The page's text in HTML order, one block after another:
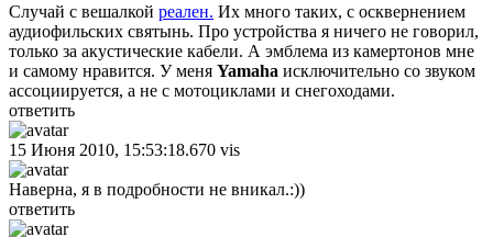
Случай с вешалкой реален. Их много таких, с осквернением
аудиофильских святынь. Про устройства я ничего не говорил,
только за акустические кабели. А эмблема из камертонов мне
и самому нравится. У меня Yamaha исключительно со звуком
ассоциируется, а не с мотоциклами и снегоходами.
ответить
15 Июня 2010, 15:53:18.670 vis
Наверна, я в подробности не вникал.:))
ответить